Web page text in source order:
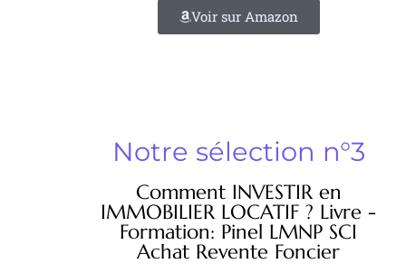
Voir sur Amazon
Notre sélection n°3
Comment INVESTIR en
IMMOBILIER LOCATIF ? Livre -
Formation: Pinel LMNP SCI
Achat Revente Foncier